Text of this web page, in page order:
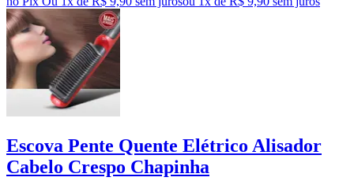
Escova Pente Quente Elétrico Alisador
Cabelo Crespo Chapinha